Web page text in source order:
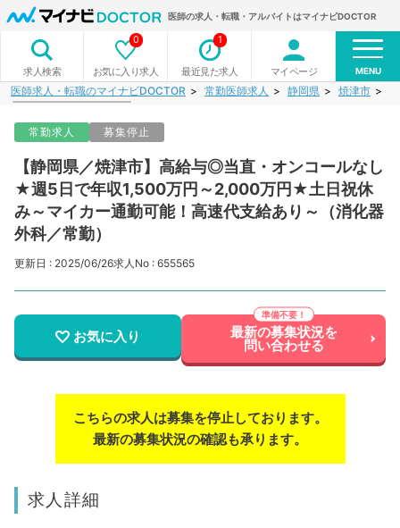
医師の求人・転職・アルバイトはマイナビDOCTOR
求人検索 お気に入り求人
0
最近見た求人
1
マイページ MENU
医師求人・転職のマイナビDOCTOR 常勤医師求人 静岡県 焼津市
常勤求人 募集停止
【静岡県／焼津市】高給与◎当直・オンコールなし
★週5日で年収1,500万円～2,000万円★土日祝休
み～マイカー通勤可能！高速代支給あり～（消化器
外科／常勤）
更新日 : 2025/06/26求人No : 655565
お気に入り 最新の募集状況を
問い合わせる
こちらの求人は募集を停止しております。
最新の募集状況の確認も承ります。
求人詳細